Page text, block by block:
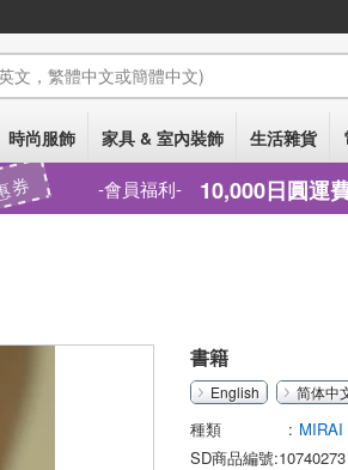
文，繁體中文或簡體中文)
時尚服飾 家具 & 室內裝飾 生活雜貨
券 會員福利 10,000日圓運
書籍
English 简体中
種類
SD商品編號:10740273